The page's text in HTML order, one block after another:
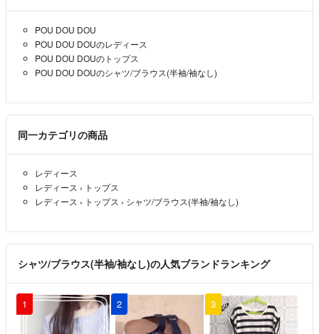
shomoon様
1900円では難しいでしょうか？
出品者 K - 約3年前
コメントありがとうございます！
身幅、65cm
着丈、56cm
ご確認よろしくお願い致します。
出品者 K- 約3年前
購入を考えていますが、1700円でお譲りいただけませんか？
shomoon- 約3年前
サイズの詳細を教えていただけますか？
ザックリで構いませんので身幅と着丈、肩幅をお願いします。
POU DOU DOU
POU DOU DOUのレディース
POU DOU DOUのトップス
POU DOU DOUのシャツ/ブラウス(半袖/袖なし)
同一カテゴリの商品
レディース
レディース › トップス
レディース › トップス › シャツ/ブラウス(半袖/袖なし)
シャツ/ブラウス(半袖/袖なし)の人気ブランドランキング
1 2 3